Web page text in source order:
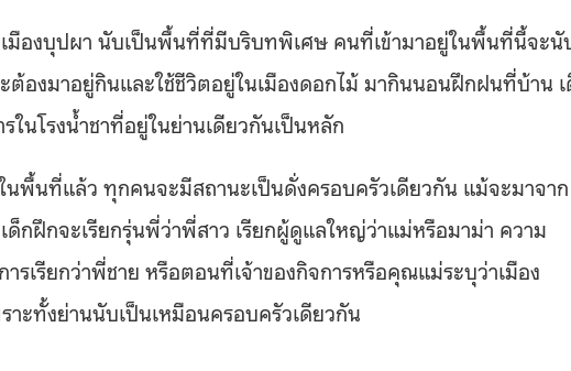
มืองบุปผา นับเป็นพื้นที่ที่มีบริบทพิเศษ คนที่เข้ามาอยู่ในพื้นที่นี้จะนั
ะต้องมาอยู่กินและใช้ชีวิตอยู่ในเมืองดอกไม้ มากินนอนฝึกฝนที่บ้าน
ในโรงน้ำชาที่อยู่ในย่านเดียวกันเป็นหลัก
พื้นที่แล้ว ทุกคนจะมีสถานะเป็นดั่งครอบครัวเดียวกัน แม้จะมาจาก
กฝึกจะเรียกรุ่นพี่ว่าพี่สาว เรียกผู้ดูแลใหญ่ว่าแม่หรือมาม่า ความ
เรียกว่าพี่ชาย หรือตอนที่เจ้าของกิจการหรือคุณแม่ระบุว่าเมือง
าะทั้งย่านนับเป็นเหมือนครอบครัวเดียวกัน